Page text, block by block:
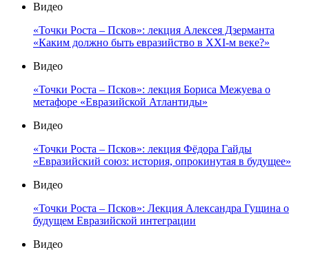
Видео
«Точки Роста – Псков»: лекция Алексея Дзерманта
«Каким должно быть евразийство в XXI-м веке?»
Видео
«Точки Роста – Псков»: лекция Бориса Межуева о
метафоре «Евразийской Атлантиды»
Видео
«Точки Роста – Псков»: лекция Фёдора Гайды
«Евразийский союз: история, опрокинутая в будущее»
Видео
«Точки Роста – Псков»: Лекция Александра Гущина о
будущем Евразийской интеграции
Видео